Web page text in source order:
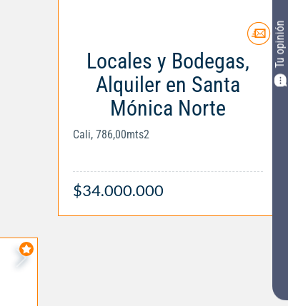
Tu opinión
Locales y Bodegas,
Alquiler en Santa
Mónica Norte
Cali, 786,00mts2
$34.000.000